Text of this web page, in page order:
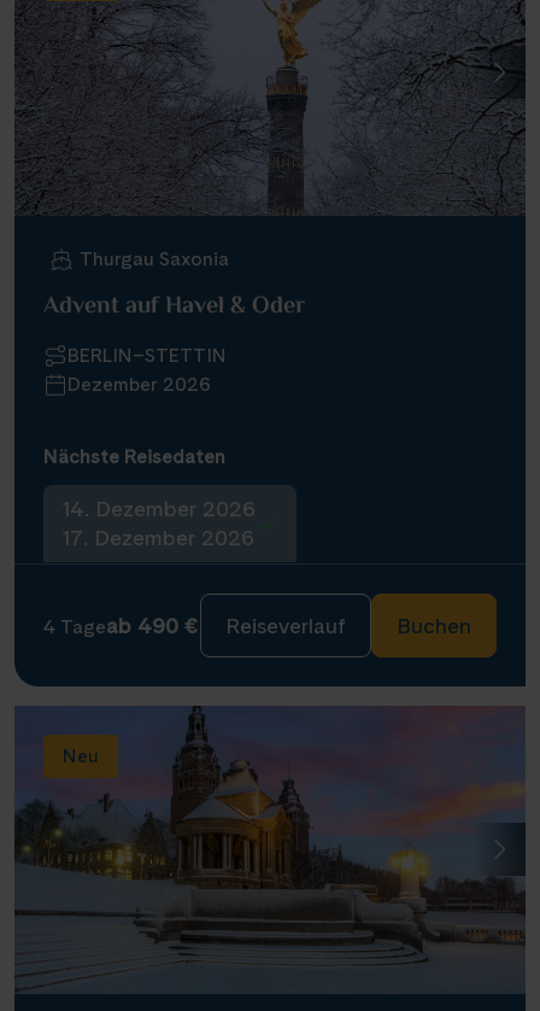
Thurgau Saxonia
Advent auf Havel & Oder
BERLIN–STETTIN
Dezember 2026
Nächste Reisedaten
14. Dezember 2026
17. Dezember 2026
4 Tageab 490 € Reiseverlauf Buchen
Neu